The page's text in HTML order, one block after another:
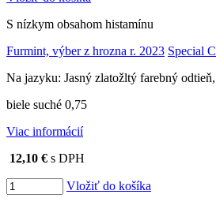
S nízkym obsahom histamínu
Furmint, výber z hrozna r. 2023 Special
Na jazyku: Jasný zlatožltý farebný
biele suché 0,75
Viac informácií
12,10 € s DPH
Vložiť do košíka